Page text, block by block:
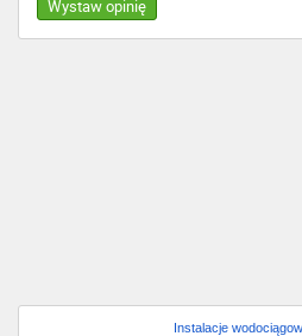
Wystaw opinię
Instalacje